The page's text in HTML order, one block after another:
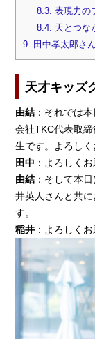
8.3. 表現力の
8.4. 天とつな
9. 田中孝太郎さ
天才キッズ
由結 ：それでは
会社TKC代表取
生です。よろしく
田中 ：よろしく
由結 ：そして本
井英人さんと共
す。
稲井 ：よろしく